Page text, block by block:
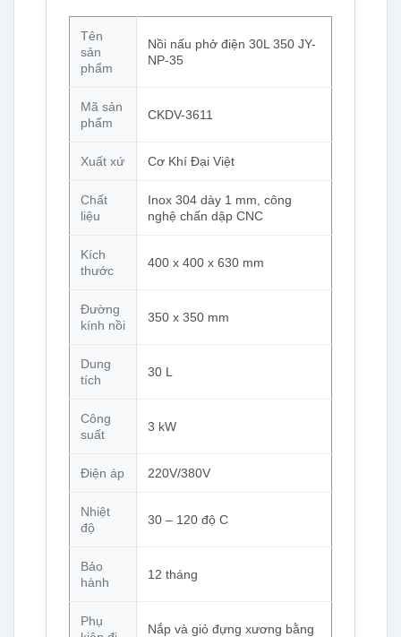
Tên
sản
phẩm
Nồi nấu phở điện 30L 350 JY-
NP-35
Mã sản
phẩm
CKDV-3611
Xuất xứ Cơ Khí Đại Việt
Chất
liệu
Inox 304 dày 1 mm, công
nghệ chấn dập CNC
Kích
thước
400 x 400 x 630 mm
Đường
kính nồi
350 x 350 mm
Dung
tích
30 L
Công
suất
3 kW
Điện áp 220V/380V
Nhiệt
độ
30 – 120 độ C
Bảo
hành
12 tháng
Phụ
Nắp và giỏ đựng xương bằng